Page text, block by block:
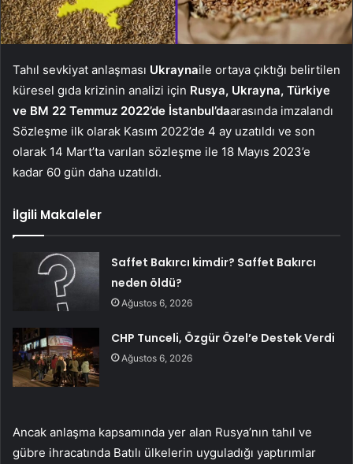
Tahıl sevkiyat anlaşması Ukraynaile ortaya çıktığı belirtilen
küresel gıda krizinin analizi için Rusya, Ukrayna, Türkiye
ve BM 22 Temmuz 2022’de İstanbul’daarasında imzalandı
Sözleşme ilk olarak Kasım 2022’de 4 ay uzatıldı ve son
olarak 14 Mart’ta varılan sözleşme ile 18 Mayıs 2023’e
kadar 60 gün daha uzatıldı.
İlgili Makaleler
Saffet Bakırcı kimdir? Saffet Bakırcı
neden öldü?
Ağustos 6, 2026
CHP Tunceli, Özgür Özel’e Destek Verdi
Ağustos 6, 2026
Ancak anlaşma kapsamında yer alan Rusya’nın tahıl ve
gübre ihracatında Batılı ülkelerin uyguladığı yaptırımlar